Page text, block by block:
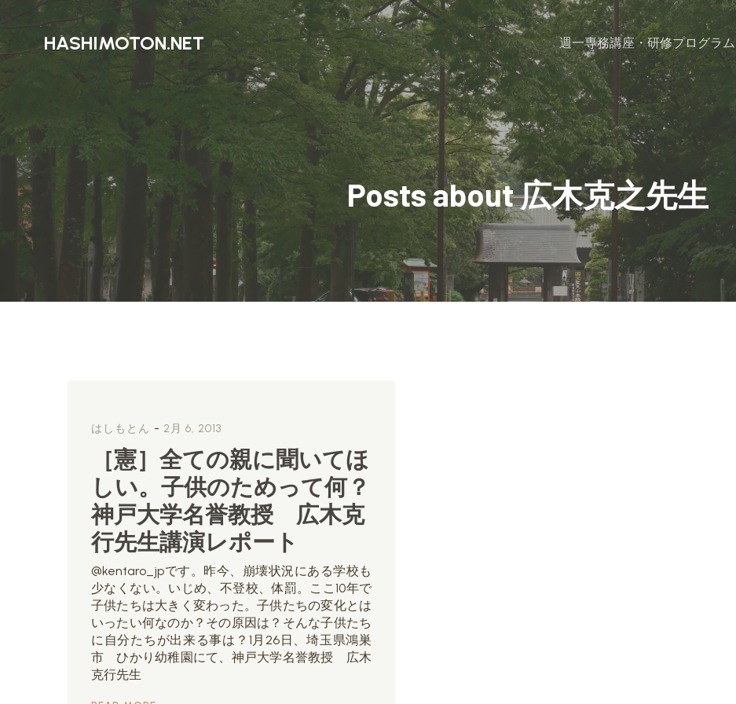
HASHIMOTON.NET 週一専務講座・研修プログラム
Posts about 広木克之先生
はしもとん - 2月 6, 2013
［憲］全ての親に聞いてほ
しい。子供のためって何？
神戸大学名誉教授 広木克
行先生講演レポート
@kentaro_jpです。昨今、崩壊状況にある学校も
少なくない。いじめ、不登校、体罰。ここ10年で
子供たちは大きく変わった。子供たちの変化とは
いったい何なのか？その原因は？そんな子供たち
に自分たちが出来る事は？1月26日、埼玉県鴻巣
市 ひかり幼稚園にて、神戸大学名誉教授 広木
克行先生